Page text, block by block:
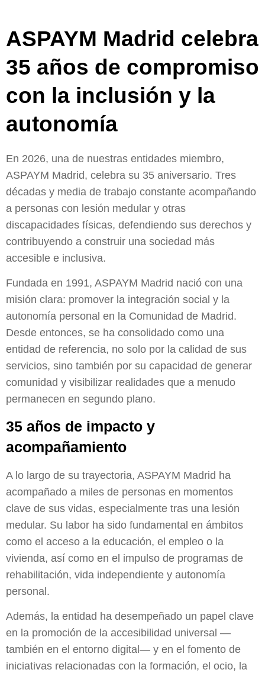
ASPAYM Madrid celebra
35 años de compromiso
con la inclusión y la
autonomía
En 2026, una de nuestras entidades miembro,
ASPAYM Madrid, celebra su 35 aniversario. Tres
décadas y media de trabajo constante acompañando
a personas con lesión medular y otras
discapacidades físicas, defendiendo sus derechos y
contribuyendo a construir una sociedad más
accesible e inclusiva.
Fundada en 1991, ASPAYM Madrid nació con una
misión clara: promover la integración social y la
autonomía personal en la Comunidad de Madrid.
Desde entonces, se ha consolidado como una
entidad de referencia, no solo por la calidad de sus
servicios, sino también por su capacidad de generar
comunidad y visibilizar realidades que a menudo
permanecen en segundo plano.
35 años de impacto y
acompañamiento
A lo largo de su trayectoria, ASPAYM Madrid ha
acompañado a miles de personas en momentos
clave de sus vidas, especialmente tras una lesión
medular. Su labor ha sido fundamental en ámbitos
como el acceso a la educación, el empleo o la
vivienda, así como en el impulso de programas de
rehabilitación, vida independiente y autonomía
personal.
Además, la entidad ha desempeñado un papel clave
en la promoción de la accesibilidad universal —
también en el entorno digital— y en el fomento de
iniciativas relacionadas con la formación, el ocio, la